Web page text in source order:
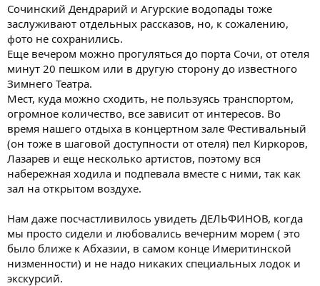
Сочинский Дендрарий и Агурские водопады тоже
заслуживают отдельных рассказов, но, к сожалению,
фото не сохранились.
Еще вечером можно прогуляться до порта Сочи, от отеля
минут 20 пешком или в другую сторону до известного
Зимнего Театра.
Мест, куда можно сходить, не пользуясь транспортом,
огромное количество, все зависит от интересов. Во
время нашего отдыха в концертном зале Фестивальный
(он тоже в шаговой доступности от отеля) пел Киркоров,
Лазарев и еще несколько артистов, поэтому вся
набережная ходила и подпевала вместе с ними, так как
зал на открытом воздухе.
Нам даже посчастливилось увидеть ДЕЛЬФИНОВ, когда
мы просто сидели и любовались вечерним морем ( это
было ближе к Абхазии, в самом конце Имеритинской
низменности) и не надо никаких специальных лодок и
экскурсий.